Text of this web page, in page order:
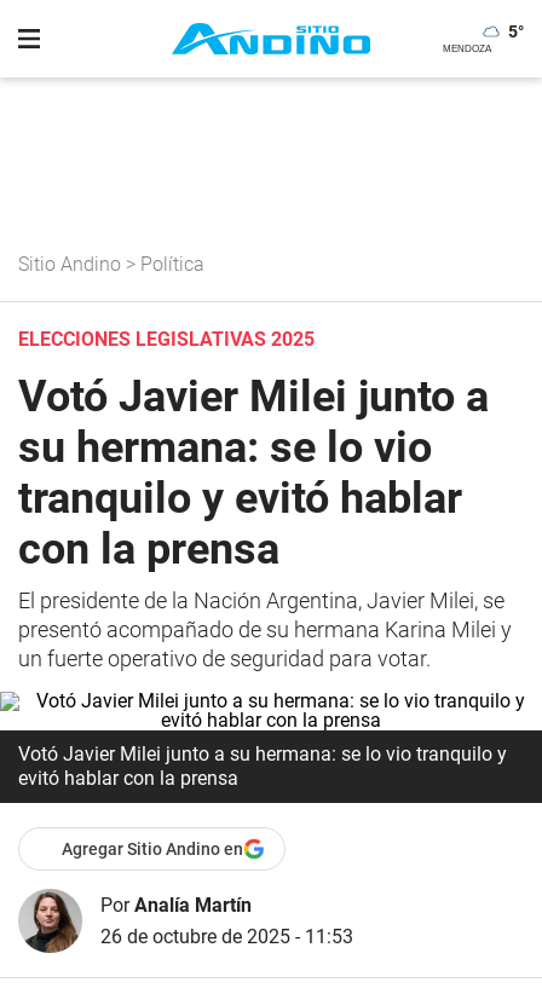
5°
Sitio Andino > Política
ELECCIONES LEGISLATIVAS 2025
Votó Javier Milei junto a
su hermana: se lo vio
tranquilo y evitó hablar
con la prensa
El presidente de la Nación Argentina, Javier Milei, se
presentó acompañado de su hermana Karina Milei y
un fuerte operativo de seguridad para votar.
Votó Javier Milei junto a su hermana: se lo vio tranquilo y
evitó hablar con la prensa
Agregar Sitio Andino en
PorAnalía Martín
26 de octubre de 2025 - 11:53